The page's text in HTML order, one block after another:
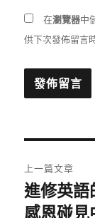
在瀏覽器中
供下次發佈留言
章
上一篇文章
上
一
進修英語
感恩碰見